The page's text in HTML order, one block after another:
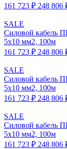
161 723 ₽ 248 806
SALE
Силовой кабель
5x10 мм2, 100м
161 723 ₽ 248 806
SALE
Силовой кабель
5x10 мм2, 100м
161 723 ₽ 248 806
SALE
Силовой кабель
5x10 мм2, 100м
161 723 ₽ 248 806